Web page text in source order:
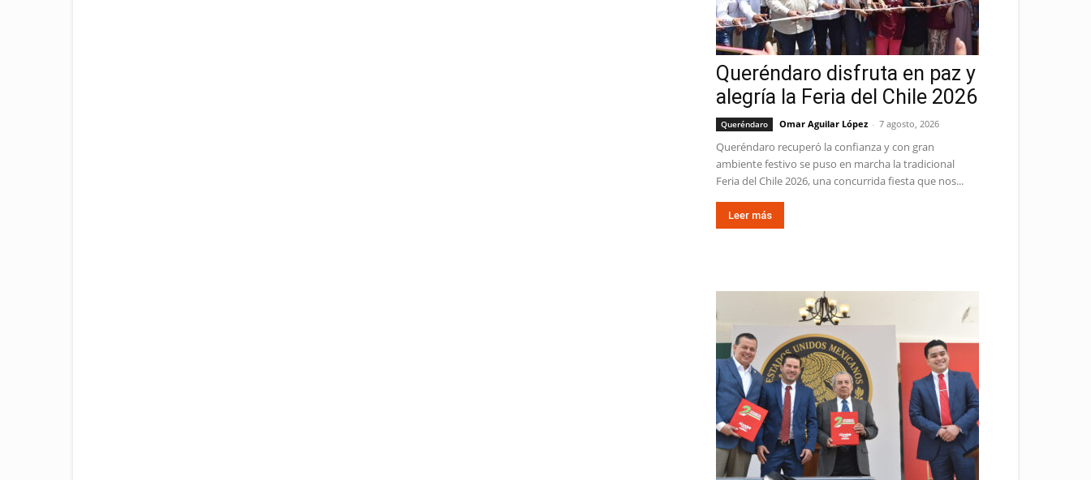
Queréndaro disfruta en paz y
alegría la Feria del Chile 2026
Queréndaro Omar Aguilar López - 7 agosto, 2026
Queréndaro recuperó la confianza y con gran
ambiente festivo se puso en marcha la tradicional
Feria del Chile 2026, una concurrida fiesta que nos...
Leer más